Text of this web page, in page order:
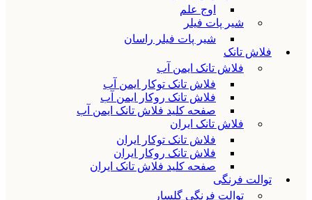
اوج علم
شیر پات فیلر
شیر پات فیلر راسان
فلاش تانک
فلاش تانک ایمن آب
فلاش تانک توکار ایمن آب
فلاش تانک روکار ایمن آب
صفحه کلید فلاش تانک ایمن آب
فلاش تانک ایران
فلاش تانک توکار ایران
فلاش تانک روکار ایران
صفحه کلید فلاش تانک ایران
توالت فرنگی
توالت فرنگی گلسار